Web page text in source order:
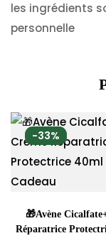
les ingrédients
personnelle
-33%
🎁Avène
Réparatrice